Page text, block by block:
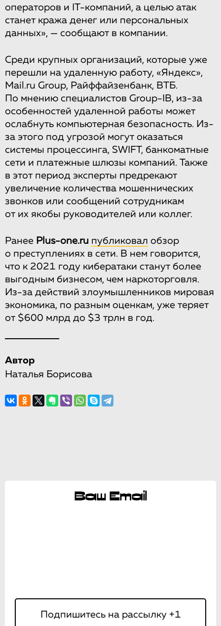
операторов и IT-компаний, а целью атак
станет кража денег или персональных
данных», — сообщают в компании.
Среди крупных организаций, которые уже
перешли на удаленную работу, «Яндекс»,
Mail.ru Group, Райффайзенбанк, ВТБ.
По мнению специалистов Group-IB, из-за
особенностей удаленной работы может
ослабнуть компьютерная безопасность. Из-
за этого под угрозой могут оказаться
системы процессинга, SWIFT, банкоматные
сети и платежные шлюзы компаний. Также
в этот период эксперты предрекают
увеличение количества мошеннических
звонков или сообщений сотрудникам
от их якобы руководителей или коллег.
Ранее Plus-one.ru публиковал обзор
о преступлениях в сети. В нем говорится,
что к 2021 году кибератаки станут более
выгодным бизнесом, чем наркоторговля.
Из-за действий злоумышленников мировая
экономика, по разным оценкам, уже теряет
от $600 млрд до $3 трлн в год.
Автор
Наталья Борисова
Ваш Email